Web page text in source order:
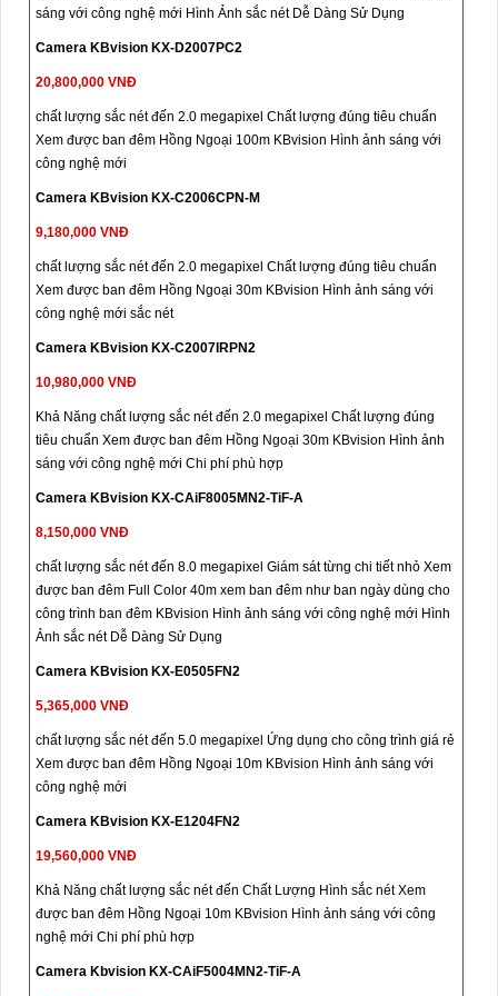
sáng với công nghệ mới Hình Ảnh sắc nét Dễ Dàng Sử Dụng
Camera KBvision KX-D2007PC2
20,800,000 VNĐ
chất lượng sắc nét đến 2.0 megapixel Chất lượng đúng tiêu chuẩn
Xem được ban đêm Hồng Ngoại 100m KBvision Hình ảnh sáng với
công nghệ mới
Camera KBvision KX-C2006CPN-M
9,180,000 VNĐ
chất lượng sắc nét đến 2.0 megapixel Chất lượng đúng tiêu chuẩn
Xem được ban đêm Hồng Ngoại 30m KBvision Hình ảnh sáng với
công nghệ mới sắc nét
Camera KBvision KX-C2007IRPN2
10,980,000 VNĐ
Khả Năng chất lượng sắc nét đến 2.0 megapixel Chất lượng đúng
tiêu chuẩn Xem được ban đêm Hồng Ngoại 30m KBvision Hình ảnh
sáng với công nghệ mới Chi phí phù hợp
Camera KBvision KX-CAiF8005MN2-TiF-A
8,150,000 VNĐ
chất lượng sắc nét đến 8.0 megapixel Giám sát từng chi tiết nhỏ Xem
được ban đêm Full Color 40m xem ban đêm như ban ngày dùng cho
công trình ban đêm KBvision Hình ảnh sáng với công nghệ mới Hình
Ảnh sắc nét Dễ Dàng Sử Dụng
Camera KBvision KX-E0505FN2
5,365,000 VNĐ
chất lượng sắc nét đến 5.0 megapixel Ứng dụng cho công trình giá rẻ
Xem được ban đêm Hồng Ngoại 10m KBvision Hình ảnh sáng với
công nghệ mới
Camera KBvision KX-E1204FN2
19,560,000 VNĐ
Khả Năng chất lượng sắc nét đến Chất Lượng Hình sắc nét Xem
được ban đêm Hồng Ngoại 10m KBvision Hình ảnh sáng với công
nghệ mới Chi phí phù hợp
Camera Kbvision KX-CAiF5004MN2-TiF-A